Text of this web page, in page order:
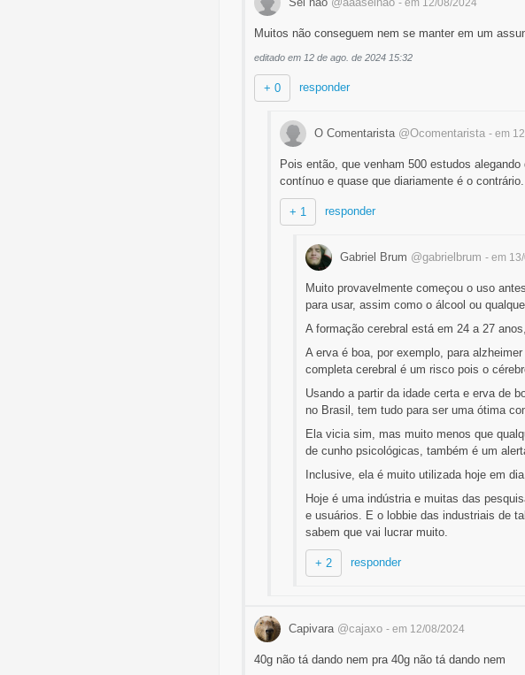
Muitos não conseguem nem se manter em um
editado em 12 de ago. de 2024 15:32
+ 0 responder
O Comentarista @Ocomentarista - em
Pois então, que venham 500 estudos
contínuo e quase que diariamente é o
+ 1 responder
Gabriel Brum @gabrielbrum - em
Muito provavelmente começou o uso
para usar, assim como o álcool ou
A formação cerebral está em 24 a 27
A erva é boa, por exemplo, para
completa cerebral é um risco pois o
Usando a partir da idade certa e erva de
no Brasil, tem tudo para ser uma ótima
Ela vicia sim, mas muito menos que
de cunho psicológicas, também é um
Inclusive, ela é muito utilizada hoje em
Hoje é uma indústria e muitas das
e usuários. E o lobbie das industriais de
sabem que vai lucrar muito.
+ 2 responder
Capivara @cajaxo - em 12/08/2024
40g não tá dando nem pra 40g não tá dando nem